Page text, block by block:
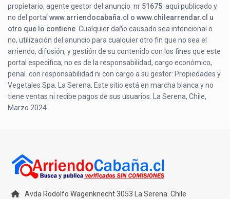
propietario, agente gestor del anuncio nr 51675 aqui publicado y
no del portalwww.arriendocabaña.cl o www.chilearrendar.cl u
otro que lo contiene . Cualquier daño causado sea intencional o
no, utilización del anuncio para cualquier otro fin que no sea el
arriendo, difusión, y gestión de su contenido con los fines que este
portal especifica; no es de la responsabilidad, cargo económico,
penal con responsabilidad ni con cargo a su gestor: Propiedades y
Vegetales Spa. La Serena. Este sitio está en marcha blanca y no
tiene ventas ni recibe pagos de sus usuarios. La Serena, Chile,
Marzo 2024
Avda Rodolfo Wagenknecht 3053 La Serena. Chile